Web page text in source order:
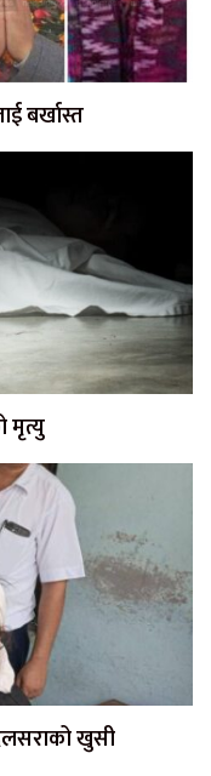
बर्खास्त
मृत्यु
खुसी